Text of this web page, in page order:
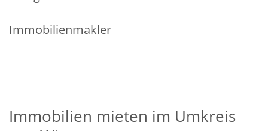
Immobilienmakler
Immobilien mieten im Umkreis